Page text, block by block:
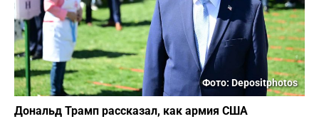
Фото: Depositphotos
Дональд Трамп рассказал, как армия США